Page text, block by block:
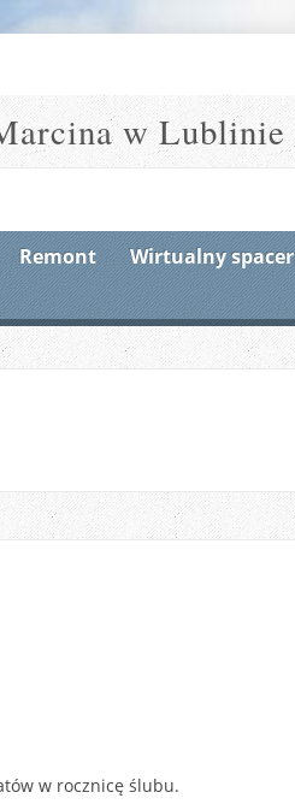
w Lublinie
Remont
Wirtualny spacer
w rocznicę ślubu.